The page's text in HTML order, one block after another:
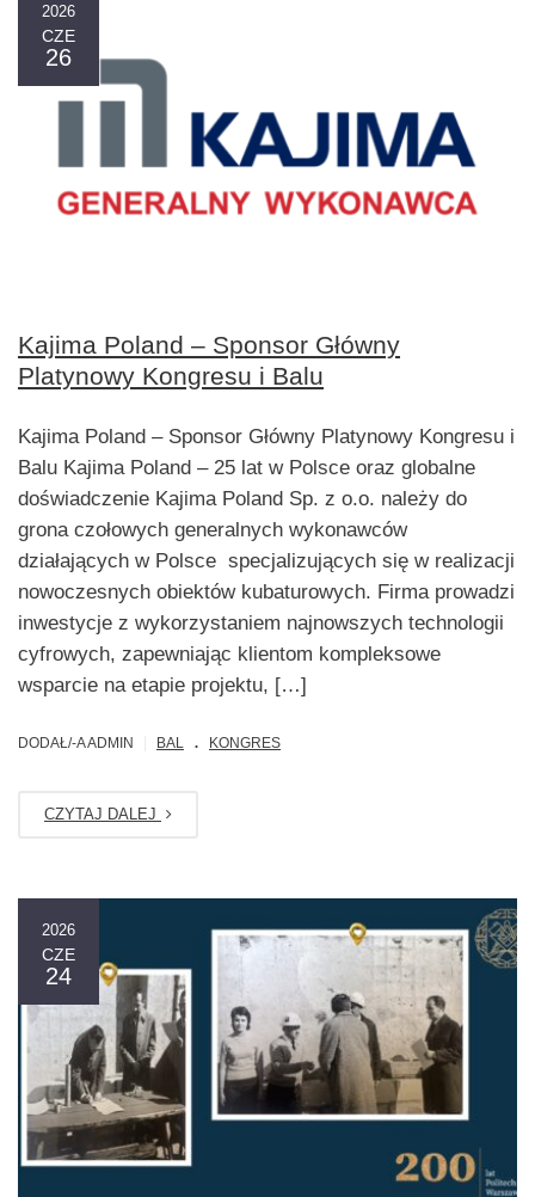
2026
CZE
26
Kajima Poland – Sponsor Główny
Platynowy Kongresu i Balu
Kajima Poland – Sponsor Główny Platynowy Kongresu i
Balu Kajima Poland – 25 lat w Polsce oraz globalne
doświadczenie Kajima Poland Sp. z o.o. należy do
grona czołowych generalnych wykonawców
działających w Polsce specjalizujących się w realizacji
nowoczesnych obiektów kubaturowych. Firma prowadzi
inwestycje z wykorzystaniem najnowszych technologii
cyfrowych, zapewniając klientom kompleksowe
wsparcie na etapie projektu, […]
DODAŁ/-A ADMIN BAL . KONGRES
CZYTAJ DALEJ
2026
CZE
24